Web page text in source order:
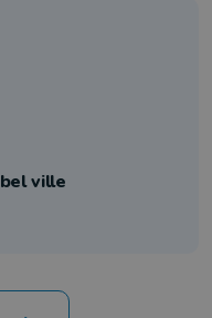
ville